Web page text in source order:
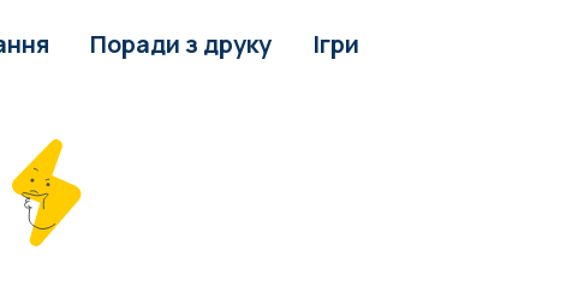
Поради з друку Ігри